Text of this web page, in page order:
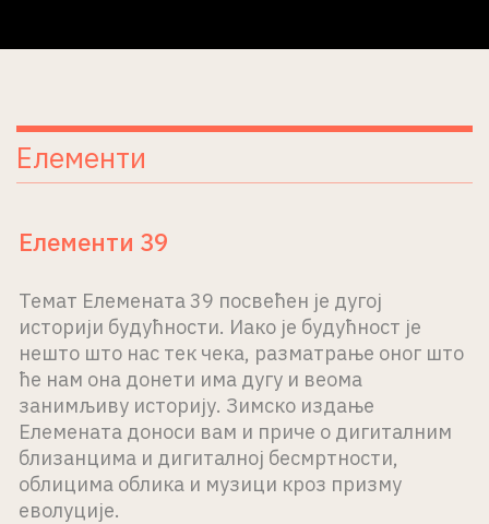
Елементи
Елементи 39
Темат Елемената 39 посвећен је дугој
историји будућности. Иако је будућност је
нешто што нас тек чека, разматрање оног што
ће нам она донети има дугу и веома
занимљиву историју. Зимско издање
Елемената доноси вам и приче о дигиталним
близанцима и дигиталној бесмртности,
облицима облика и музици кроз призму
еволуције.